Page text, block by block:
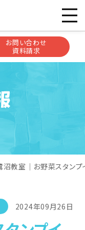
お問い合わせ
資料請求
沼教室│お野菜スタンプ
2024年09月26日